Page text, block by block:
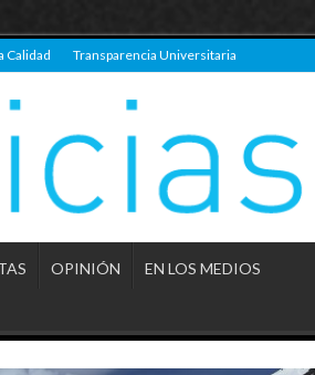
Calidad Transparencia Universitaria
OPINIÓN EN LOS MEDIOS